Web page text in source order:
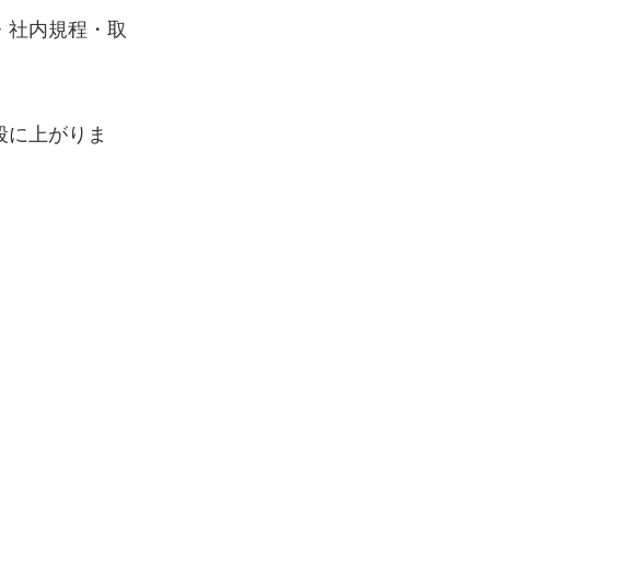
社内規程・取
に上がりま